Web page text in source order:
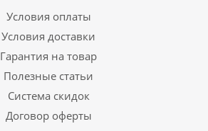
Условия оплаты
Условия доставки
Гарантия на товар
Полезные статьи
Система скидок
Договор оферты